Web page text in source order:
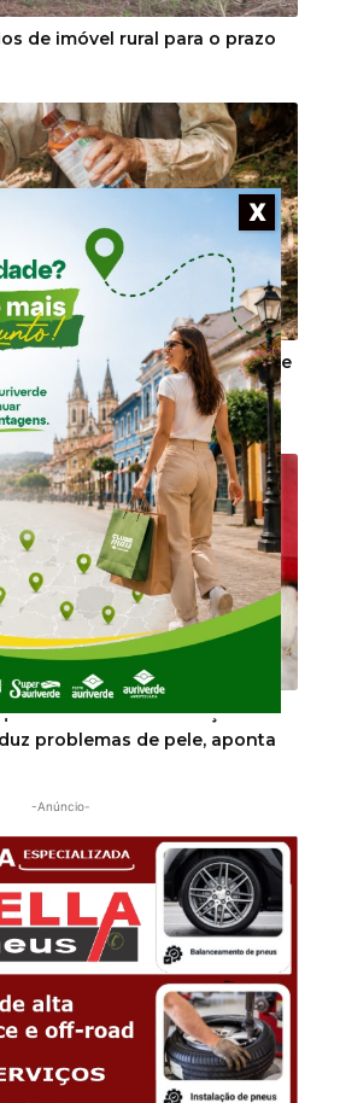
de imóvel rural para o prazo
de embalagens vazias de
por 41 municípios
na alimentação de
problemas de pele, aponta
-Anúncio-
X